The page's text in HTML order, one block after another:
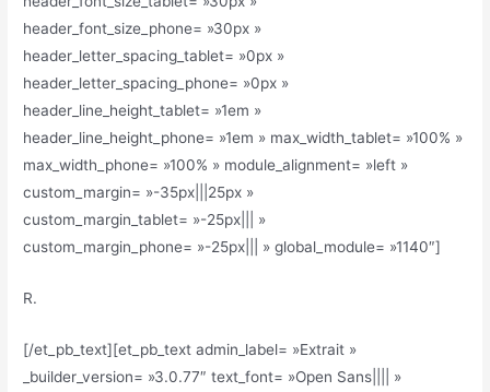
header_font_size_phone= »30px »
header_letter_spacing_tablet= »0px »
header_letter_spacing_phone= »0px »
header_line_height_tablet= »1em »
header_line_height_phone= »1em » max_width_tablet= »100% »
max_width_phone= »100% » module_alignment= »left »
custom_margin= »-35px|||25px »
custom_margin_tablet= »-25px||| »
custom_margin_phone= »-25px||| » global_module= »1140″]
R.
[/et_pb_text][et_pb_text admin_label= »Extrait »
_builder_version= »3.0.77″ text_font= »Open Sans|||| »